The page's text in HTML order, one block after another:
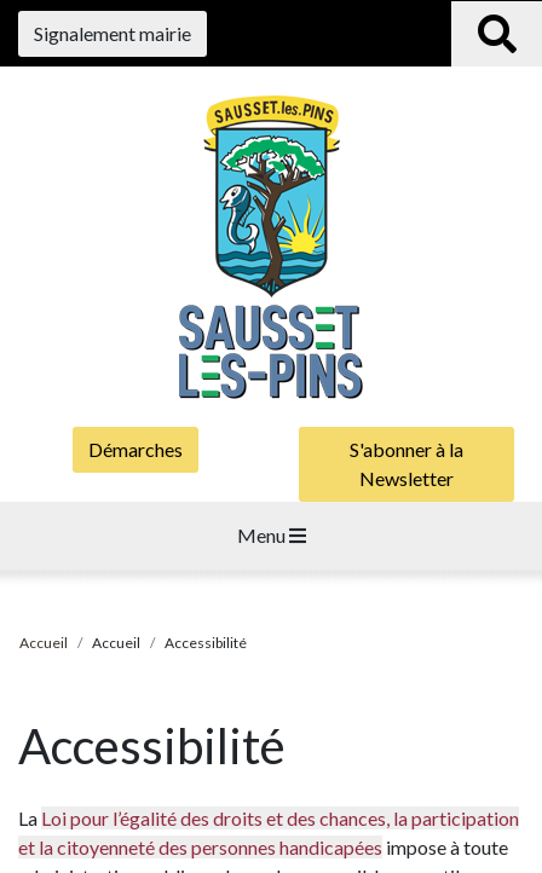
Signalement mairie
Démarches
S'abonner à la
Newsletter
Menu
Accueil Accueil Accessibilité
Accessibilité
La Loi pour l’égalité des droits et des chances, la participation
et la citoyenneté des personnes handicapées impose à toute